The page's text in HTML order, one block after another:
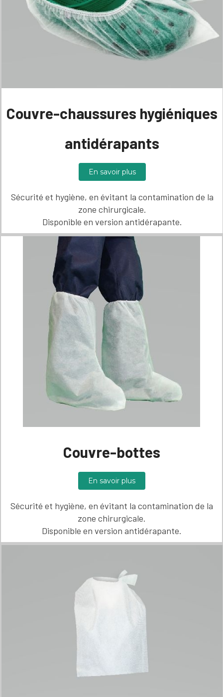
Couvre-chaussures hygiéniques
antidérapants
En savoir plus
Sécurité et hygiène, en évitant la contamination de la
zone chirurgicale.
Disponible en version antidérapante.
Couvre-bottes
En savoir plus
Sécurité et hygiène, en évitant la contamination de la
zone chirurgicale.
Disponible en version antidérapante.